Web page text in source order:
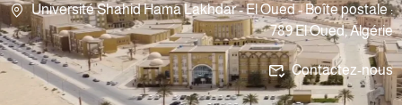
Université Shahid Hama Lakhdar - El Oued - Boîte postale :
789 El Oued, Algérie
Contactez-nous